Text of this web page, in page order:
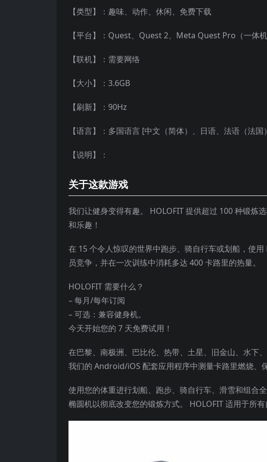
【类型】：趣味、动作、休闲、免费下载
【平台】：Quest、Quest 2、Meta Quest Pro（一体机
【联机】：需要网络
【大小】：3.6GB
【刷新】：90Hz
【语言】：多国语言 [中文（简体）、日语、法语（法
【说明】：
关于这款游戏
我们让健身变得有趣。 HOLOFIT 提供超过 100 种锻炼
和乐趣！
在 15 个令人惊叹的世界中跑步、骑自行车或划船，使
员竞争，并在一次训练中消耗多达 400 卡路里的热量。
HOLOFIT 需要什么？
– 每月/每年订阅
– 可选：兼容健身机。
今天开始您的 7 天免费试用！
在巴黎、南极洲、巴比伦、热带、土星、旧金山、水下
我们的 Android/iOS 配套应用程序中测量卡路里燃烧、
使用您的体重进行划船、跑步、骑自行车、滑雪和组合
椭圆机以彻底改变您的锻炼方式。 HOLOFIT 适用于所有